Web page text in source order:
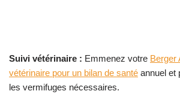
Suivi vétérinaire : Emmenez votre Berger
vétérinaire pour un bilan de santé annuel et
les vermifuges nécessaires.